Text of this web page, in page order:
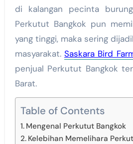
di kalangan pecinta
Perkutut Bangkok pun
yang tinggi, maka sering
masyarakat. Saskara Bird
penjual Perkutut Bangkok
Barat.
Table of Contents
Mengenal Perkutut Bangkok
Kelebihan Memelihara